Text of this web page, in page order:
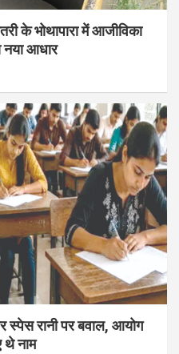
के भोथापारा में आजीविका
नया आधार
रानी पर बवाल, आयोग
थे नाम